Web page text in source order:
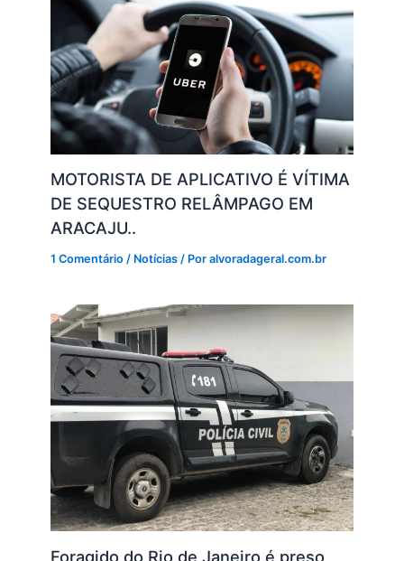
MOTORISTA DE APLICATIVO É VÍTIMA
DE SEQUESTRO RELÂMPAGO EM
ARACAJU..
1 Comentário / Notícias / Poralvoradageral.com.br
Foragido do Rio de Janeiro é preso